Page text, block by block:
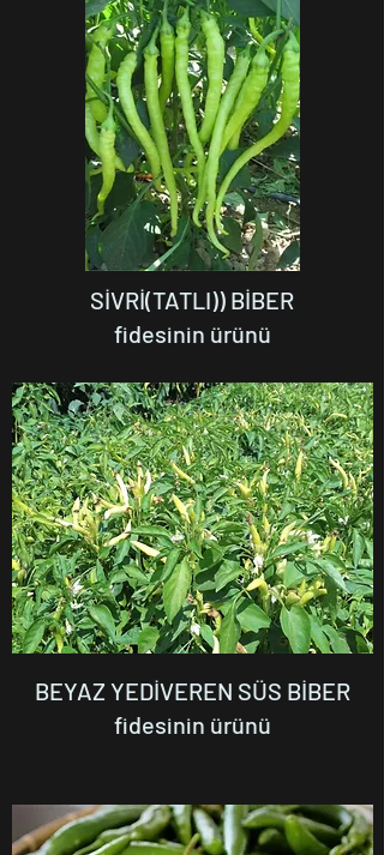
SİVRİ(TATLI)) BİBER
fidesinin ürünü
BEYAZ YEDİVEREN SÜS BİBER
fidesinin ürünü